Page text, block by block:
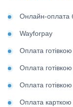
Онлайн-оплата
Wayforpay
Оплата готівкою
Оплата
Оплата
Оплата карткою